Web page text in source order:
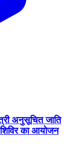
अनुसूचित जाति
का आयोजन